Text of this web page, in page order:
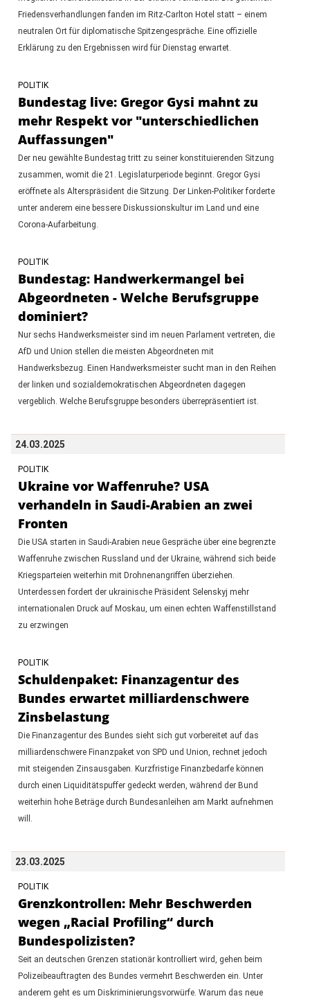
Friedensverhandlungen fanden im Ritz-Carlton Hotel statt – einem
neutralen Ort für diplomatische Spitzengespräche. Eine offizielle
Erklärung zu den Ergebnissen wird für Dienstag erwartet.
POLITIK
Bundestag live: Gregor Gysi mahnt zu
mehr Respekt vor "unterschiedlichen
Auffassungen"
Der neu gewählte Bundestag tritt zu seiner konstituierenden Sitzung
zusammen, womit die 21. Legislaturperiode beginnt. Gregor Gysi
eröffnete als Alterspräsident die Sitzung. Der Linken-Politiker forderte
unter anderem eine bessere Diskussionskultur im Land und eine
Corona-Aufarbeitung.
POLITIK
Bundestag: Handwerkermangel bei
Abgeordneten - Welche Berufsgruppe
dominiert?
Nur sechs Handwerksmeister sind im neuen Parlament vertreten, die
AfD und Union stellen die meisten Abgeordneten mit
Handwerksbezug. Einen Handwerksmeister sucht man in den Reihen
der linken und sozialdemokratischen Abgeordneten dagegen
vergeblich. Welche Berufsgruppe besonders überrepräsentiert ist.
24.03.2025
POLITIK
Ukraine vor Waffenruhe? USA
verhandeln in Saudi-Arabien an zwei
Fronten
Die USA starten in Saudi-Arabien neue Gespräche über eine begrenzte
Waffenruhe zwischen Russland und der Ukraine, während sich beide
Kriegsparteien weiterhin mit Drohnenangriffen überziehen.
Unterdessen fordert der ukrainische Präsident Selenskyj mehr
internationalen Druck auf Moskau, um einen echten Waffenstillstand
zu erzwingen
POLITIK
Schuldenpaket: Finanzagentur des
Bundes erwartet milliardenschwere
Zinsbelastung
Die Finanzagentur des Bundes sieht sich gut vorbereitet auf das
milliardenschwere Finanzpaket von SPD und Union, rechnet jedoch
mit steigenden Zinsausgaben. Kurzfristige Finanzbedarfe können
durch einen Liquiditätspuffer gedeckt werden, während der Bund
weiterhin hohe Beträge durch Bundesanleihen am Markt aufnehmen
will.
23.03.2025
POLITIK
Grenzkontrollen: Mehr Beschwerden
wegen „Racial Profiling“ durch
Bundespolizisten?
Seit an deutschen Grenzen stationär kontrolliert wird, gehen beim
Polizeibeauftragten des Bundes vermehrt Beschwerden ein. Unter
anderem geht es um Diskriminierungsvorwürfe. Warum das neue